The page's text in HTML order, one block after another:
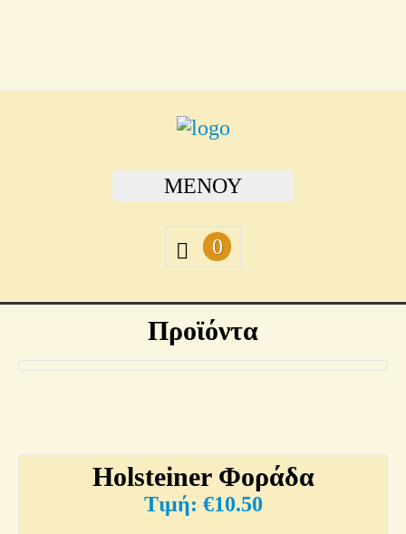
ΜΕΝΟΎ
0
Προϊόντα
Holsteiner Φοράδα
€10.50